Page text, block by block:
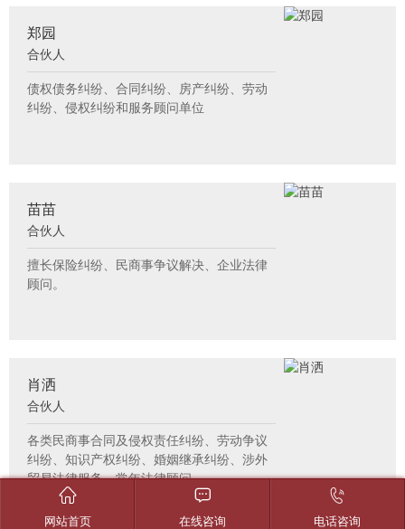
郑园
合伙人
债权债务纠纷、合同纠纷、房产纠纷、劳动
纠纷、侵权纠纷和服务顾问单位
苗苗
合伙人
擅长保险纠纷、民商事争议解决、企业法律
顾问。
肖洒
合伙人
各类民商事合同及侵权责任纠纷、劳动争议
纠纷、知识产权纠纷、婚姻继承纠纷、涉外
贸易法律服务、常年法律顾问

网站首页

在线咨询

电话咨询